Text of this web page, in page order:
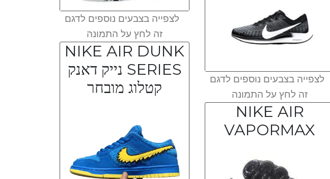
לצפייה בצבעים נוספים לדגם
זה לחץ על התמונה
NIKE AIR DUNK
SERIES נייק דאנק
קטלוג מובחר
לצפייה בצבעים נוספים לדגם
זה לחץ על התמונה
NIKE AIR
VAPORMAX